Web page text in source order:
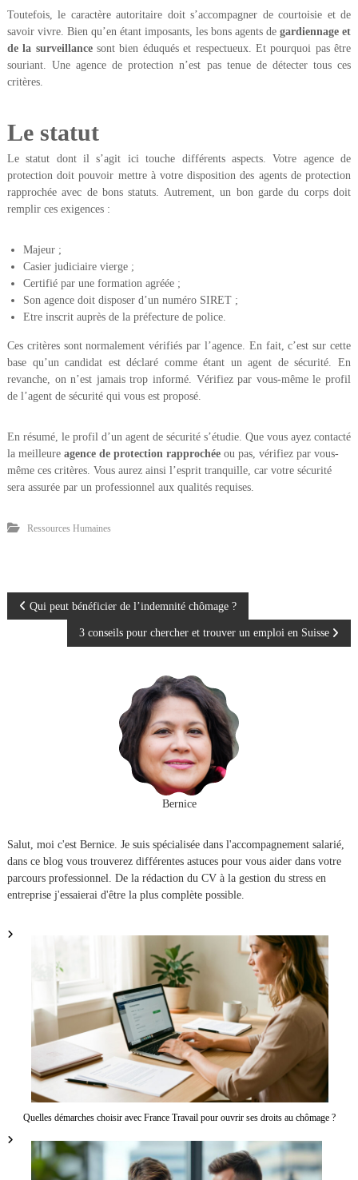
Toutefois, le caractère autoritaire doit s’accompagner de courtoisie et de
savoir vivre. Bien qu’en étant imposants, les bons agents degardiennage et
de la surveillancesont bien éduqués et respectueux. Et pourquoi pas être
souriant. Une agence de protection n’est pas tenue de détecter tous ces
critères.
Le statut
Le statut dont il s’agit ici touche différents aspects. Votre agence de
protection doit pouvoir mettre à votre disposition des agents de protection
rapprochée avec de bons statuts. Autrement, un bon garde du corps doit
remplir ces exigences :
Majeur ;
Casier judiciaire vierge ;
Certifié par une formation agréée ;
Son agence doit disposer d’un numéro SIRET ;
Etre inscrit auprès de la préfecture de police.
Ces critères sont normalement vérifiés par l’agence. En fait, c’est sur cette
base qu’un candidat est déclaré comme étant un agent de sécurité. En
revanche, on n’est jamais trop informé. Vérifiez par vous-même le profil
de l’agent de sécurité qui vous est proposé.
En résumé, le profil d’un agent de sécurité s’étudie. Que vous ayez contacté
la meilleure agence de protection rapprochée ou pas, vérifiez par vous-
même ces critères. Vous aurez ainsi l’esprit tranquille, car votre sécurité
sera assurée par un professionnel aux qualités requises.
Ressources Humaines
N
i
o
n
r
Qui peut bénéficier de l’indemnité chômage ?
3 conseils pour chercher et trouver un emploi en Suisse
Bernice
Salut, moi c'est Bernice. Je suis spécialisée dans l'accompagnement salarié,
dans ce blog vous trouverez différentes astuces pour vous aider dans votre
parcours professionnel. De la rédaction du CV à la gestion du stress en
entreprise j'essaierai d'être la plus complète possible.
Quelles démarches choisir avec France Travail pour ouvrir ses droits au chômage ?